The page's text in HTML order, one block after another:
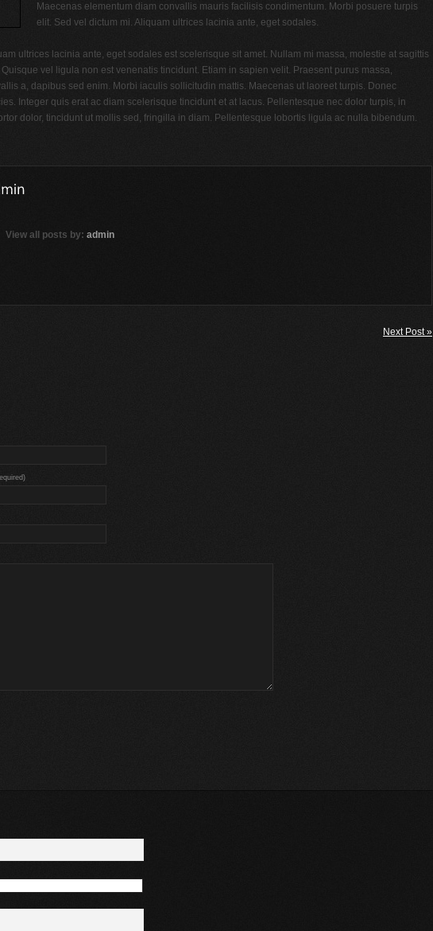
Maecenas elementum diam convallis mauris facilisis condimentum. Morbi posuere turpis
elit. Sed vel dictum mi. Aliquam ultrices lacinia ante, eget sodales.
ultrices lacinia ante, eget sodales est scelerisque sit amet. Nullam mi massa, molestie at sagittis
vel ligula non est venenatis tincidunt. Etiam in sapien velit. Praesent purus massa,
a, dapibus sed enim. Morbi iaculis sollicitudin mattis. Maecenas ut laoreet turpis. Donec
Integer quis erat ac diam scelerisque tincidunt et at lacus. Pellentesque nec dolor turpis, in
dolor, tincidunt ut mollis sed, fringilla in diam. Pellentesque lobortis ligula ac nulla bibendum.
View all posts by: admin
Next Post »